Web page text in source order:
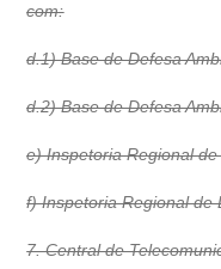
com:
d.1) Base de Defesa
d.2) Base de Defesa
e) Inspetoria Regional
f) Inspetoria Regional de
7. Central de